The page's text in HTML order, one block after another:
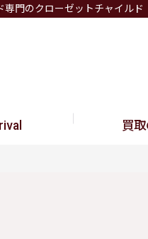
門のクローゼットチャイルド
買